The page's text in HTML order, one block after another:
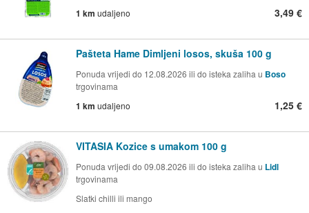
1 km udaljeno 3,49 €
Pašteta Hame Dimljeni losos, skuša 100 g
Ponuda vrijedi do 12.08.2026 ili do isteka zaliha u Boso
trgovinama
1 km udaljeno 1,25 €
VITASIA Kozice s umakom 100 g
Ponuda vrijedi do 09.08.2026 ili do isteka zaliha u Lidl
trgovinama
Slatki chilli ili mango